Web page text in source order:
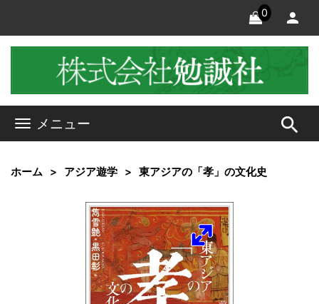
0
メニュー search
ホーム アジア遊学 東アジアの「孝」の文化史